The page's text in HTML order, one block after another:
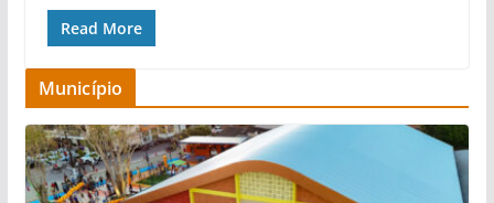
Read More
Município